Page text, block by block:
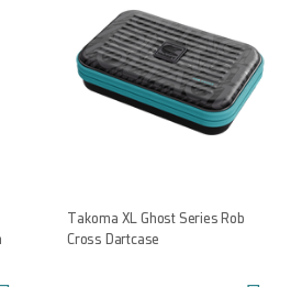
Takoma XL Ghost Series Rob
Cross Dartcase